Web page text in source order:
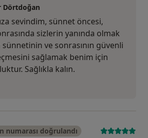
Dörtdoğan
sevindim, sünnet öncesi,
sizlerin yanında olmak
ve sonrasının güvenli
sağlamak benim için
Sağlıkla kalın.
numarası doğrulandı